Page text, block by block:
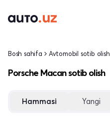
Bosh sahifa Avtomobil sotib olish
Porsche Macan sotib olish
Hammasi Yangi